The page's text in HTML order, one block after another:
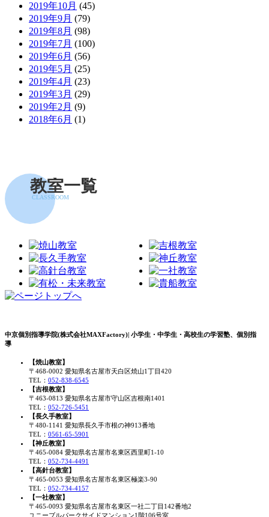
2019年10月 (45)
2019年9月 (79)
2019年8月 (98)
2019年7月 (100)
2019年6月 (56)
2019年5月 (25)
2019年4月 (23)
2019年3月 (29)
2019年2月 (9)
2018年6月 (1)
教室一覧
CLASSROOM
中京個別指導学院(株式会社MAXFactory)| 小学生・中学生・高校生の学習塾、個別指
導
【焼山教室】
〒468-0002 愛知県名古屋市天白区焼山1丁目420
TEL： 052-838-6545
【吉根教室】
〒463-0813 愛知県名古屋市守山区吉根南1401
TEL： 052-726-5451
【長久手教室】
〒480-1141 愛知県長久手市根の神913番地
TEL： 0561-65-5901
【神丘教室】
〒465-0084 愛知県名古屋市名東区西里町1-10
TEL： 052-734-4491
【高針台教室】
〒465-0053 愛知県名古屋市名東区極楽3-90
TEL： 052-734-4157
【一社教室】
〒465-0093 愛知県名古屋市名東区一社二丁目142番地2
ユニーブルパークサイドマンション1階106号室